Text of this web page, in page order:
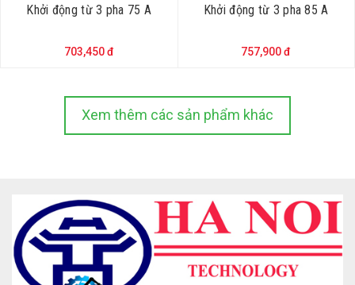
Khởi động từ 3 pha 75 A
703,450 đ
Khởi động từ 3 pha 85 A
757,900 đ
Xem thêm các sản phẩm khác